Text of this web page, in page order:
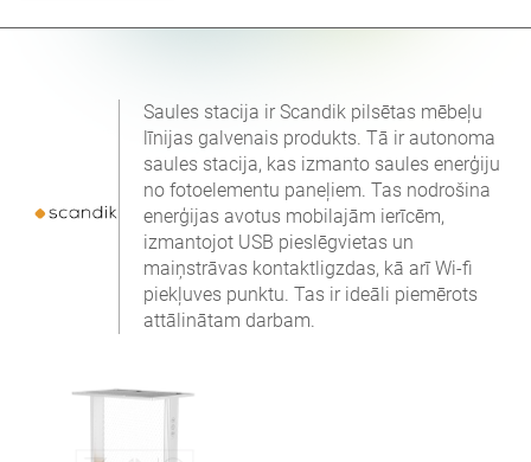
Saules stacija ir Scandik pilsētas mēbeļu
līnijas galvenais produkts. Tā ir autonoma
saules stacija, kas izmanto saules enerģiju
no fotoelementu paneļiem. Tas nodrošina
enerģijas avotus mobilajām ierīcēm,
izmantojot USB pieslēgvietas un
maiņstrāvas kontaktligzdas, kā arī Wi-fi
piekļuves punktu. Tas ir ideāli piemērots
attālinātam darbam.